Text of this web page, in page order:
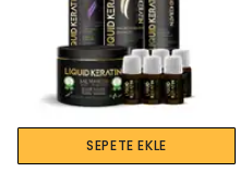
SEPETE EKLE